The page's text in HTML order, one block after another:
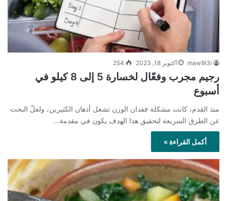
maw9i3i أكتوبر 18, 2023 254
رجيم مجرب وفعّال لخسارة 5 إلى 8 كيلو في
أسبوع
منذ القدم، كانت مشكلة فقدان الوزن تشغل أذهان الكثيرين، ولعلّ البحث
عن الطرق السريعة لتحقيق هذا الهدف يكون في مقدمة…
أكمل القراءة »